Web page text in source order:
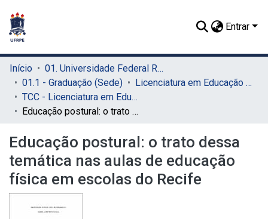
Entrar
Início
01. Universidade Federal Rural de Pernambuco - UFRPE (Sede)
01.1 - Graduação (Sede)
Licenciatura em Educação Física (Sede)
TCC - Licenciatura em Educação Física (Sede)
Educação postural: o trato dessa temática nas aulas de educação física em escolas do Recife
Educação postural: o trato dessa
temática nas aulas de educação
física em escolas do Recife